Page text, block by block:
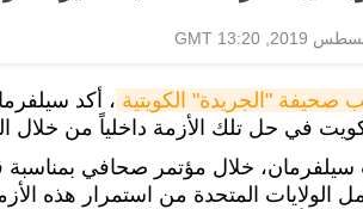
صحيفة "الجريدة" الكويتية ، أكد
في حل تلك الأزمة داخلياً من خلال
خلال مؤتمر صحافي بمناسبة
الولايات المتحدة من استمرار هذه